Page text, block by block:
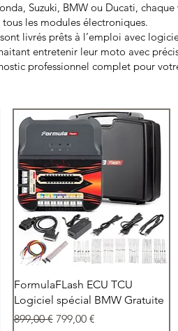
Suzuki, BMW ou Ducati,
les modules électroniques.
livrés prêts à l’emploi avec
entretenir leur moto avec
professionnel complet pour
Aperçu rapide
FormulaFLash ECU TCU
Logiciel spécial BMW Gratuite
Prix original
899,00 € Prix promotionnel
799,00 €